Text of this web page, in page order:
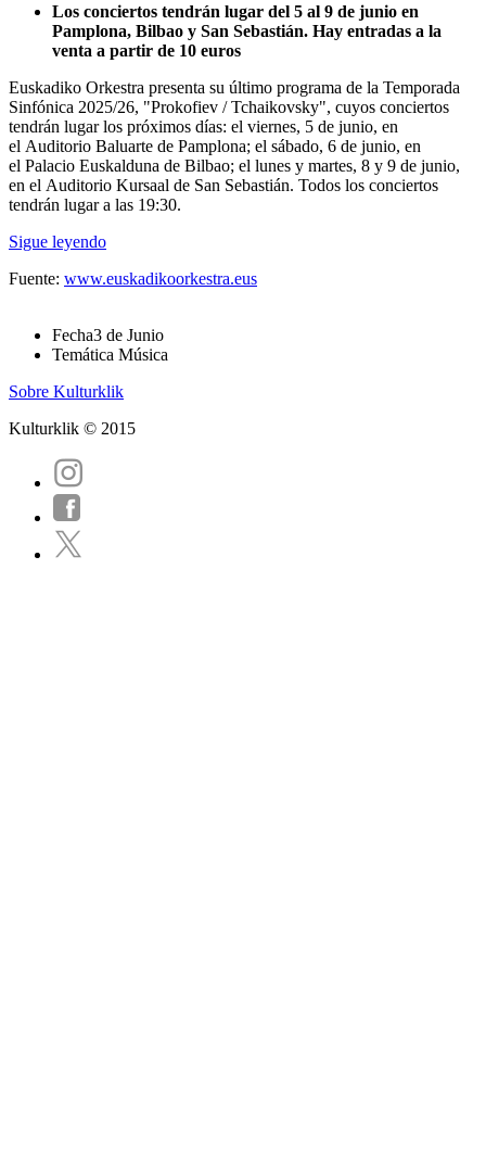
Los conciertos tendrán lugar del 5 al 9 de junio en
Pamplona, Bilbao y San Sebastián. Hay entradas a la
venta a partir de 10 euros
Euskadiko Orkestra presenta su último programa de la Temporada
Sinfónica 2025/26, "Prokofiev / Tchaikovsky", cuyos conciertos
tendrán lugar los próximos días: el viernes, 5 de junio, en
el Auditorio Baluarte de Pamplona; el sábado, 6 de junio, en
el Palacio Euskalduna de Bilbao; el lunes y martes, 8 y 9 de junio,
en el Auditorio Kursaal de San Sebastián. Todos los conciertos
tendrán lugar a las 19:30.
Sigue leyendo
Fuente: www.euskadikoorkestra.eus
Fecha3 de Junio
Temática Música
Sobre Kulturklik
Kulturklik © 2015